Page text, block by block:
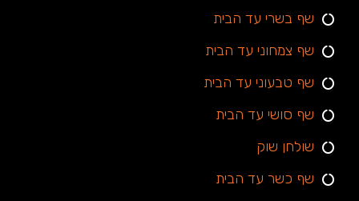
שף בשרי עד הבית
שף צמחוני עד הבית
שף טבעוני עד הבית
שף סושי עד הבית
שולחן שוק
שף כשר עד הבית